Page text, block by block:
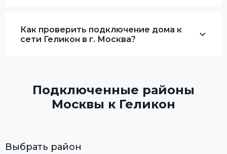
Как проверить подключение дома к
сети Геликон в г. Москва?
Подключенные районы
Москвы к Геликон
Выбрать район